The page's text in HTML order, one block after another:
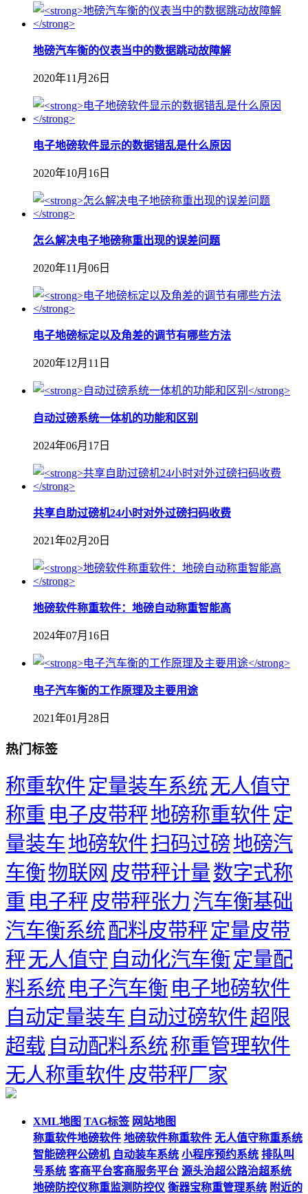
地磅汽车衡的仪表当中的数据跳动故障解
2020年11月26日
电子地磅软件显示的数据错乱是什么原因
2020年10月16日
怎么解决电子地磅称重出现的误差问题
2020年11月06日
电子地磅标定以及角差的调节有哪些方法
2020年12月11日
自动过磅系统一体机的功能和区别
2024年06月17日
共享自助过磅机24小时对外过磅扫码收费
2021年02月20日
地磅软件称重软件：地磅自动称重智能高
2024年07月16日
​电子汽车衡的工作原理及主要用途
2021年01月28日
热门标签
称重软件 定量装车系统无人值守
称重 电子皮带秤地磅称重软件 定
量装车地磅软件扫码过磅地磅汽
车衡物联网 皮带秤计量数字式称
重 电子秤皮带秤张力 汽车衡基础
汽车衡系统 配料皮带秤定量皮带
秤无人值守 自动化汽车衡 定量配
料系统 电子汽车衡 电子地磅软件
自动定量装车 自动过磅软件超限
超载 自动配料系统称重管理软件
无人称重软件 皮带秤厂家
XML地图 TAG标签 网站地图
称重软件地磅软件 地磅软件称重软件 无人值守称重系统
智能磅秤公磅机 自动装车系统 小程序预约系统 排队叫
号系统 客商平台客商服务平台 源头治超公路治超系统
地磅防控仪称重监测防控仪 衡器宝称重管理系统 附近的